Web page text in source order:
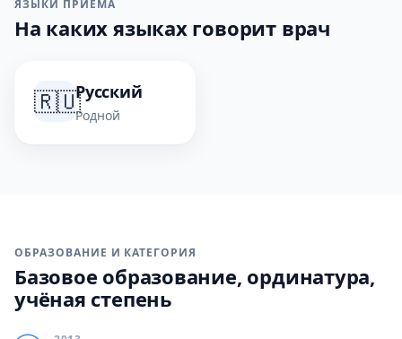
ЯЗЫКИ ПРИЁМА
На каких языках говорит врач
🇷🇺Русский
Родной
ОБРАЗОВАНИЕ И КАТЕГОРИЯ
Базовое образование, ординатура,
учёная степень